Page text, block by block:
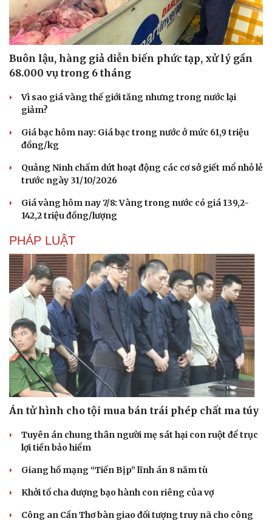
Văn hóa
Sân khấu - Điện ảnh
Văn học
Di sản
Nghệ sĩ
Thời trang
Buôn lậu, hàng giả diễn biến phức tạp, xử lý gần
68.000 vụ trong 6 tháng
Vì sao giá vàng thế giới tăng nhưng trong nước lại
giảm?
Giá bạc hôm nay: Giá bạc trong nước ở mức 61,9 triệu
đồng/kg
Quảng Ninh chấm dứt hoạt động các cơ sở giết mổ nhỏ lẻ
trước ngày 31/10/2026
Giá vàng hôm nay 7/8: Vàng trong nước có giá 139,2-
142,2 triệu đồng/lượng
PHÁP LUẬT
Án tử hình cho tội mua bán trái phép chất ma túy
Tuyên án chung thân người mẹ sát hại con ruột để trục
lợi tiền bảo hiểm
Giang hồ mạng “Tiến Bịp” lĩnh án 8 năm tù
Khởi tố cha dượng bạo hành con riêng của vợ
Công an Cần Thơ bàn giao đối tượng truy nã cho công